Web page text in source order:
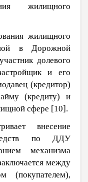
жилищного
жилищного
в Дорожной
долевого
и его
(кредитор)
(кредиту) и
сфере [10].
внесение
по ДДУ
механизма
между
(покупателем),